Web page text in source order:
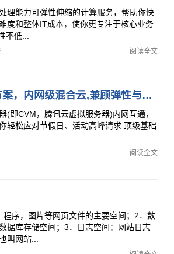
理能力可弹性伸缩的计算服务，帮助你快
度和整体IT成本，使你更专注于核心业务
不低...
阅读全文
腾讯云主机(Qcloud)混合云解决方案，内网级混合云,兼顾弹性与安全
(即CVM，腾讯云虚拟服务器)内网互通，
轻松应对节假日、活动高峰请求 顶级基础
阅读全文
序，图片等网页文件的主要空间；2．数
据库存储空间；3．日志空间：网站日志
叫网站...